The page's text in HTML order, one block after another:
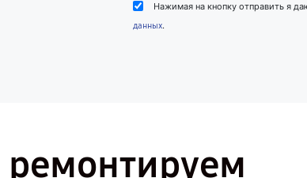
Нажимая на кнопку отправить я
данных.